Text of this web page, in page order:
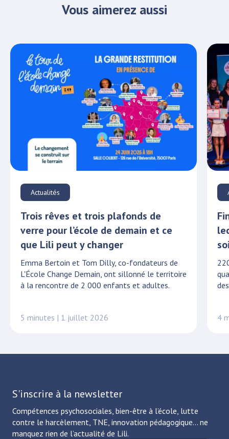
Vous aimerez aussi
Actualités
Trois rêves et trois plafonds de
verre pour l’école de demain et ce
que Lili peut y changer
Emma Bertoin et Tom Dilly, co-fondateurs de
L'École Change Demain, ont sillonné le territoire
à la rencontre de 2 000 enfants et adultes.
5 minutes | 1 juillet 2026 4
S'inscrire à la newsletter
Compétences psychosociales, bien-être à l’école, lutte
contre le harcèlement, TNE, innovation pédagogique… ne
manquez rien de l’actualité de Lili.